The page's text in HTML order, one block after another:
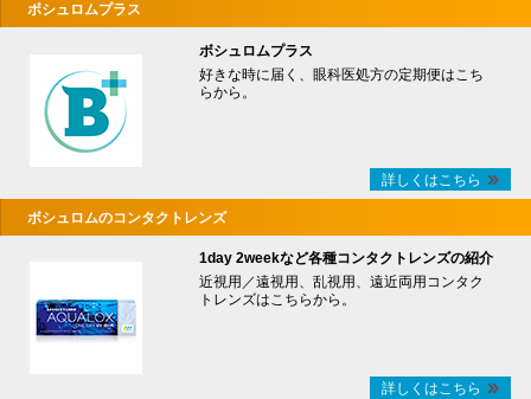
ボシュロムプラス
ボシュロムプラス
好きな時に届く、眼科医処方の定期便はこち
らから。
詳しくはこちら
ボシュロムのコンタクトレンズ
1day 2weekなど各種コンタクトレンズの紹介
近視用／遠視用、乱視用、遠近両用コンタク
トレンズはこちらから。
詳しくはこちら